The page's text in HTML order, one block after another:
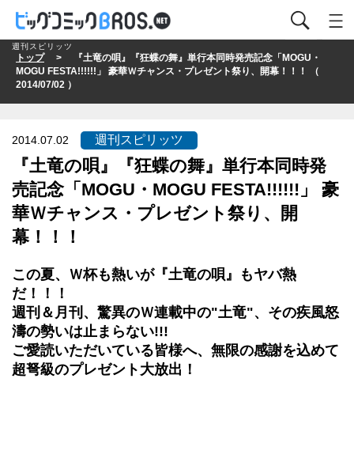
トップ> 『土竜の唄』『狂蝶の舞』単行本同時発売記念「MOGU・
MOGU FESTA!!!!!!」 豪華Ｗチャンス・プレゼント祭り、開幕！！！ （
2014/07/02 ）
週刊スピリッツ
2014.07.02
『土竜の唄』『狂蝶の舞』単行本同時発
売記念「MOGU・MOGU FESTA!!!!!!」 豪
華Ｗチャンス・プレゼント祭り、開
幕！！！
週刊スピリッツ
この夏、Ｗ杯も熱いが『土竜の唄』もヤバ熱
だ！！！
週刊＆月刊、驚異のＷ連載中の"土竜"、その疾風怒
濤の勢いは止まらない!!!
ご愛読いただいている皆様へ、無限の感謝を込めて
超弩級のプレゼント大放出！